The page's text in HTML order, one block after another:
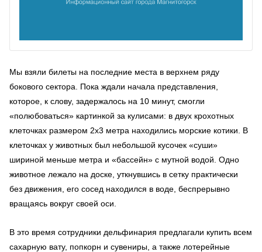
Мы взяли билеты на последние места в верхнем ряду
бокового сектора. Пока ждали начала представления,
которое, к слову, задержалось на 10 минут, смогли
«полюбоваться» картинкой за кулисами: в двух крохотных
клеточках размером 2х3 метра находились морские котики. В
клеточках у животных был небольшой кусочек «суши»
шириной меньше метра и «бассейн» с мутной водой. Одно
животное лежало на доске, уткнувшись в сетку практически
без движения, его сосед находился в воде, беспрерывно
вращаясь вокруг своей оси.
В это время сотрудники дельфинария предлагали купить всем
сахарную вату, попкорн и сувениры, а также лотерейные